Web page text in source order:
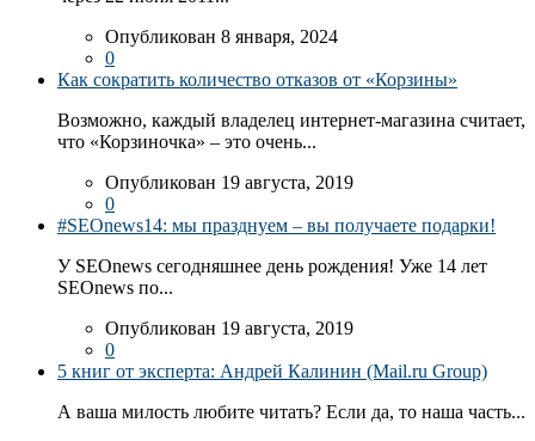
Опубликован 8 января, 2024
0
Как сократить количество отказов от «Корзины»
Возможно, каждый владелец интернет-магазина считает,
что «Корзиночка» – это очень...
Опубликован 19 августа, 2019
0
#SEOnews14: мы празднуем – вы получаете подарки!
У SEOnews сегодняшнее день рождения! Уже 14 лет
SEOnews по...
Опубликован 19 августа, 2019
0
5 книг от эксперта: Андрей Калинин (Mail.ru Group)
А ваша милость любите читать? Если да, то наша часть...